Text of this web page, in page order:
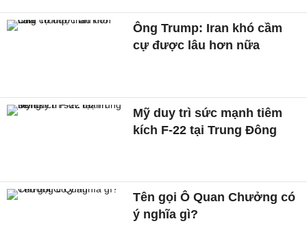
Ông Trump: Iran khó cầm
cự được lâu hơn nữa
Mỹ duy trì sức mạnh tiêm
kích F-22 tại Trung Đông
Tên gọi Ô Quan Chưởng có
ý nghĩa gì?